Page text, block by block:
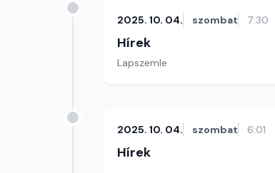
2025. 10. 04. szombat 7:30
Hírek
Lapszemle
2025. 10. 04. szombat 6:01
Hírek